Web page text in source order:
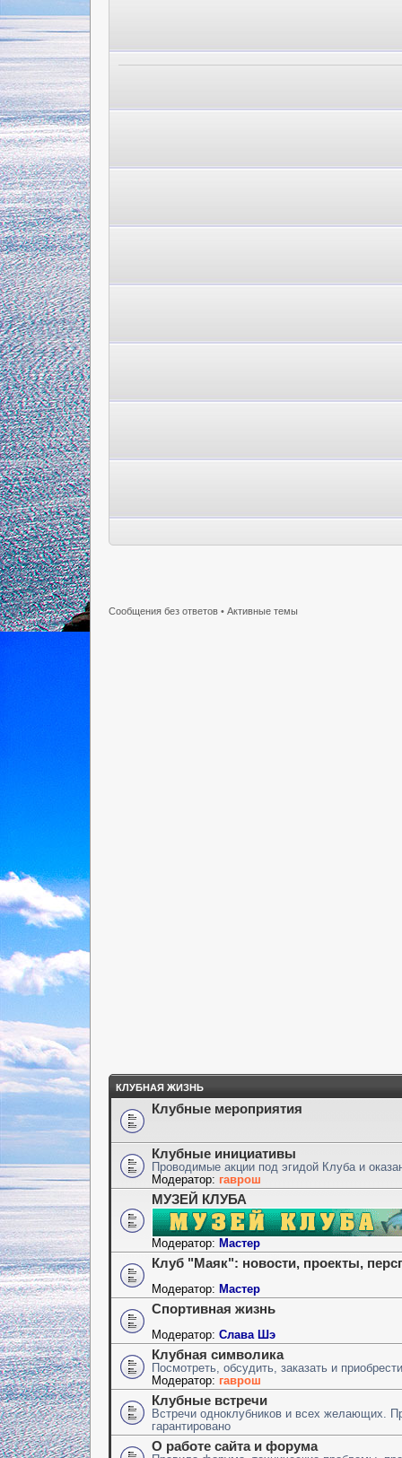
Сообщения без ответов • Активные темы
КЛУБНАЯ ЖИЗНЬ
Клубные мероприятия
Клубные инициативы
Проводимые акции под эгидой Клуба и
Модератор: гаврош
МУЗЕЙ КЛУБА
Модератор: Мастер
Клуб "Маяк": новости, проекты,
Модератор: Мастер
Спортивная жизнь
Модератор: Слава Шэ
Клубная символика
Посмотреть, обсудить, заказать и
Модератор: гаврош
Клубные встречи
Встречи одноклубников и всех желающих.
гарантировано
О работе сайта и форума